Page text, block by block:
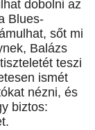
dobolni az
Blues-
sőt mi
Balázs
teszi
ismét
nézni, és
biztos: